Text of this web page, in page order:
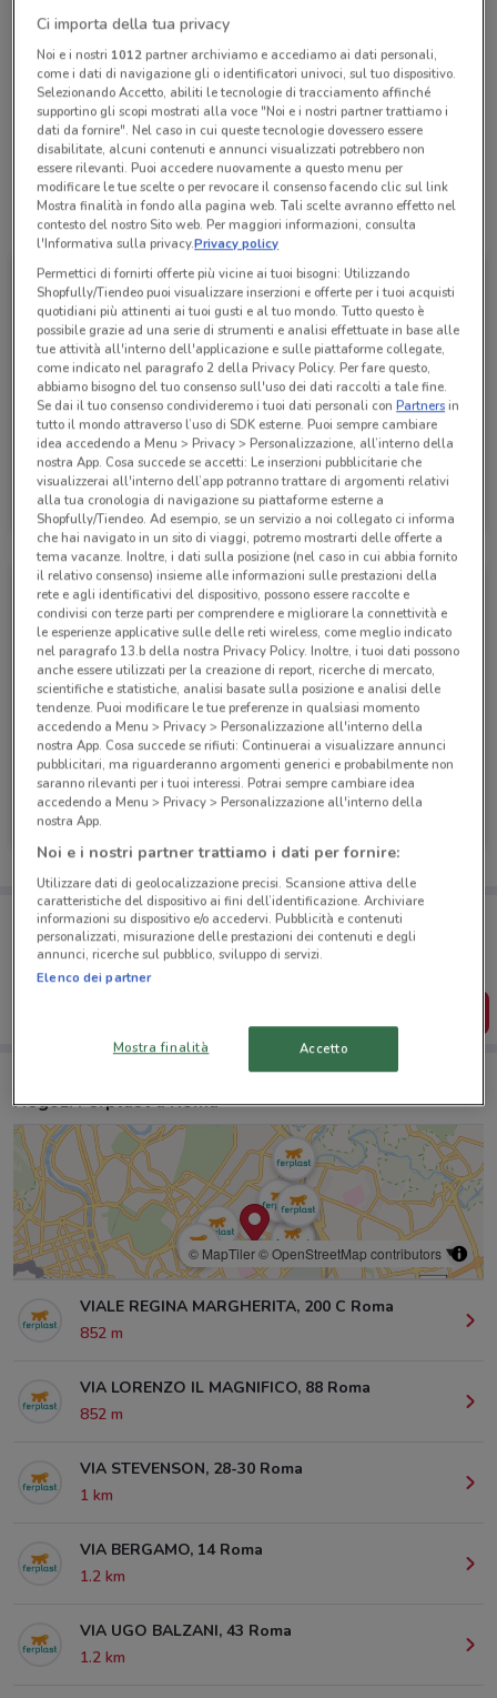
Chiama il negozio
Lunedì n.d.
Martedì n.d.
Mercoledì n.d.
Giovedì n.d.
Venerdì n.d.
Sabato n.d.
Domenica n.d.
06 86321531
Tutte le promozioni di questo negozio
Ferplast
Scade il 31/12 852 m
Ferplast Ferplast
Porta DoveConviene sempre con te!
Puoi trovare le migliori offerte dei negozi vicino a te,
salvarle e creare la tua lista del risparmio, comodamente
dal tuo cellulare.
Negozi Ferplast a Roma
© MapTiler© OpenStreetMap contributors
VIALE REGINA MARGHERITA, 200 C Roma
852 m
VIA LORENZO IL MAGNIFICO, 88 Roma
852 m
VIA STEVENSON, 28-30 Roma
1 km
VIA BERGAMO, 14 Roma
1.2 km
VIA UGO BALZANI, 43 Roma
1.2 km
Ci importa della tua privacy
Noi e i nostri 1012partner archiviamo e accediamo ai dati personali,
come i dati di navigazione gli o identificatori univoci, sul tuo dispositivo.
Selezionando Accetto, abiliti le tecnologie di tracciamento affinché
supportino gli scopi mostrati alla voce "Noi e i nostri partner trattiamo i
dati da fornire". Nel caso in cui queste tecnologie dovessero essere
disabilitate, alcuni contenuti e annunci visualizzati potrebbero non
essere rilevanti. Puoi accedere nuovamente a questo menu per
modificare le tue scelte o per revocare il consenso facendo clic sul link
Mostra finalità in fondo alla pagina web. Tali scelte avranno effetto nel
contesto del nostro Sito web. Per maggiori informazioni, consulta
l'Informativa sulla privacy.Privacy policy
Permettici di fornirti offerte più vicine ai tuoi bisogni: Utilizzando
Shopfully/Tiendeo puoi visualizzare inserzioni e offerte per i tuoi acquisti
quotidiani più attinenti ai tuoi gusti e al tuo mondo. Tutto questo è
possibile grazie ad una serie di strumenti e analisi effettuate in base alle
tue attività all'interno dell'applicazione e sulle piattaforme collegate,
come indicato nel paragrafo 2 della Privacy Policy. Per fare questo,
abbiamo bisogno del tuo consenso sull'uso dei dati raccolti a tale fine.
Se dai il tuo consenso condivideremo i tuoi dati personali conPartnersin
tutto il mondo attraverso l’uso di SDK esterne. Puoi sempre cambiare
idea accedendo a Menu > Privacy > Personalizzazione, all’interno della
nostra App. Cosa succede se accetti: Le inserzioni pubblicitarie che
visualizzerai all'interno dell’app potranno trattare di argomenti relativi
alla tua cronologia di navigazione su piattaforme esterne a
Shopfully/Tiendeo. Ad esempio, se un servizio a noi collegato ci informa
che hai navigato in un sito di viaggi, potremo mostrarti delle offerte a
tema vacanze. Inoltre, i dati sulla posizione (nel caso in cui abbia fornito
il relativo consenso) insieme alle informazioni sulle prestazioni della
rete e agli identificativi del dispositivo, possono essere raccolte e
condivisi con terze parti per comprendere e migliorare la connettività e
le esperienze applicative sulle delle reti wireless, come meglio indicato
nel paragrafo 13.b della nostra Privacy Policy. Inoltre, i tuoi dati possono
anche essere utilizzati per la creazione di report, ricerche di mercato,
scientifiche e statistiche, analisi basate sulla posizione e analisi delle
tendenze. Puoi modificare le tue preferenze in qualsiasi momento
accedendo a Menu > Privacy > Personalizzazione all'interno della
nostra App. Cosa succede se rifiuti: Continuerai a visualizzare annunci
pubblicitari, ma riguarderanno argomenti generici e probabilmente non
saranno rilevanti per i tuoi interessi. Potrai sempre cambiare idea
accedendo a Menu > Privacy > Personalizzazione all'interno della
nostra App.
Noi e i nostri partner trattiamo i dati per fornire:
Utilizzare dati di geolocalizzazione precisi. Scansione attiva delle
caratteristiche del dispositivo ai fini dell’identificazione. Archiviare
informazioni su dispositivo e/o accedervi. Pubblicità e contenuti
personalizzati, misurazione delle prestazioni dei contenuti e degli
annunci, ricerche sul pubblico, sviluppo di servizi.
Elenco dei partner
Mostra finalità Accetto